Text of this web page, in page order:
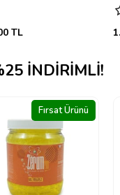
TL
INDIRIMLI!
Fırsat Ürünü